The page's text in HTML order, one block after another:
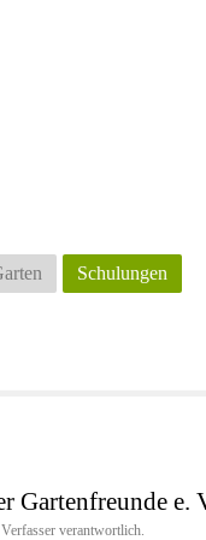
Schulungen
Gartenfreunde e.
verantwortlich.